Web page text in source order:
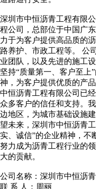
深圳市中恒沥青工程有限
程公司，总部位于中国广
力于为客户提供高品质的
路养护、市政工程等。 公
业团队，以及先进的施工
坚持“质量第一、客户至上
神，为客户提供优质的产
中恒沥青工程有限公司已
众多客户的信任和支持。
边地区，为城市基础设施
望未来，深圳市中恒沥青
实、诚信”的企业精神，不
努力成为沥青工程行业的
大的贡献。
公司名称：深圳市中恒沥
联 系 人：周丽